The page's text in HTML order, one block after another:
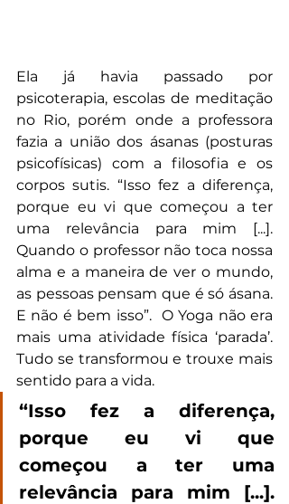
Ela já havia passado por
psicoterapia, escolas de meditação
no Rio, porém onde a professora
fazia a união dos ásanas (posturas
psicofísicas) com a filosofia e os
corpos sutis. “Isso fez a diferença,
porque eu vi que começou a ter
uma relevância para mim [...].
Quando o professor não toca nossa
alma e a maneira de ver o mundo,
as pessoas pensam que é só ásana.
E não é bem isso”.  O Yoga não era
mais uma atividade física ‘parada’.
Tudo se transformou e trouxe mais
sentido para a vida.
“Isso fez a diferença,
porque eu vi que
começou a ter uma
relevância para mim [...].